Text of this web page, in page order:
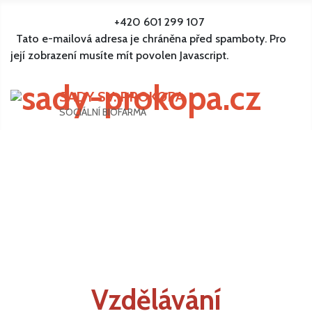
SADY SV. PROKOPA
SOCIÁLNÍ BIOFARMA
+420 601 299 107
Tato e-mailová adresa je chráněna před spamboty. Pro
její zobrazení musíte mít povolen Javascript.
Vzdělávání